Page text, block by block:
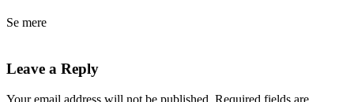
Se mere
Leave a Reply
Your email address will not be published. Required fields are